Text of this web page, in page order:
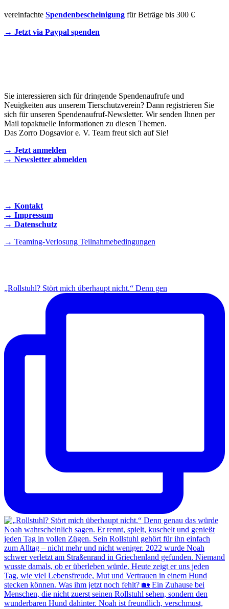
vereinfachte Spendenbescheinigung für Beträge bis 300 €
→ Jetzt via Paypal spenden
Sie interessieren sich für dringende Spendenaufrufe und
Neuigkeiten aus unserem Tierschutzverein? Dann registrieren Sie
sich für unseren Spendenaufruf-Newsletter. Wir senden Ihnen per
Mail topaktuelle Informationen zu diesen Themen.
Das Zorro Dogsavior e. V. Team freut sich auf Sie!
→ Jetzt anmelden
→ Newsletter abmelden
→ Kontakt
→ Impressum
→ Datenschutz
→ Teaming-Verlosung Teilnahmebedingungen
„Rollstuhl? Stört mich überhaupt nicht.“ Denn gen